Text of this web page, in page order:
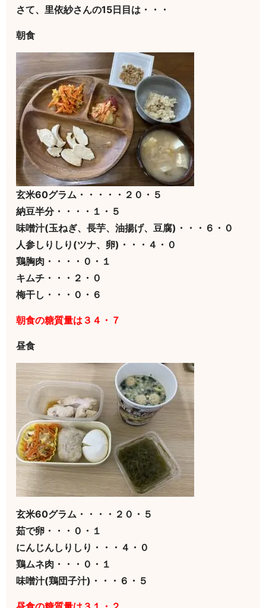
さて、里依紗さんの15日目は・・・
朝食
玄米60グラム・・・・・２０・５
納豆半分・・・・１・５
味噌汁(玉ねぎ、長芋、油揚げ、豆腐)・・・６・０
人参しりしり(ツナ、卵)・・・４・０
鶏胸肉・・・・０・１
キムチ・・・２・０
梅干し・・・０・６
朝食の糖質量は３４・７
昼食
玄米60グラム・・・・２０・５
茹で卵・・・０・１
にんじんしりしり・・・４・０
鶏ムネ肉・・・０・１
味噌汁(鶏団子汁)・・・６・５